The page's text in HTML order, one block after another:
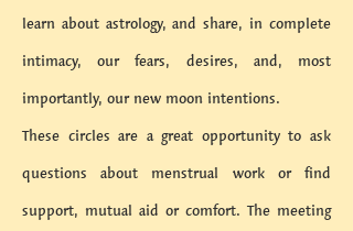
learn about astrology, and share, in complete
intimacy, our fears, desires, and, most
importantly, our new moon intentions.
These circles are a great opportunity to ask
questions about menstrual work or find
support, mutual aid or comfort. The meeting